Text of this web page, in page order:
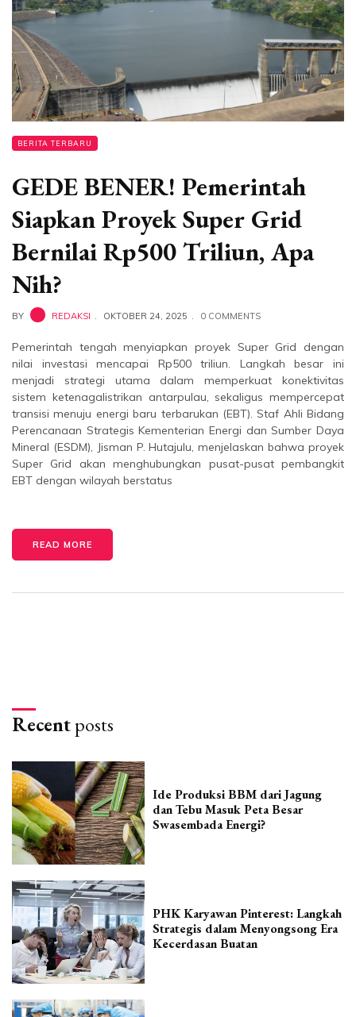
BERITA TERBARU
GEDE BENER! Pemerintah
Siapkan Proyek Super Grid
Bernilai Rp500 Triliun, Apa
Nih?
BY REDAKSI OKTOBER 24, 2025 0 COMMENTS
Pemerintah tengah menyiapkan proyek Super Grid dengan
nilai investasi mencapai Rp500 triliun. Langkah besar ini
menjadi strategi utama dalam memperkuat konektivitas
sistem ketenagalistrikan antarpulau, sekaligus mempercepat
transisi menuju energi baru terbarukan (EBT). Staf Ahli Bidang
Perencanaan Strategis Kementerian Energi dan Sumber Daya
Mineral (ESDM), Jisman P. Hutajulu, menjelaskan bahwa proyek
Super Grid akan menghubungkan pusat-pusat pembangkit
EBT dengan wilayah berstatus
READ MORE
Recentposts
Ide Produksi BBM dari Jagung
dan Tebu Masuk Peta Besar
Swasembada Energi?
PHK Karyawan Pinterest: Langkah
Strategis dalam Menyongsong Era
Kecerdasan Buatan